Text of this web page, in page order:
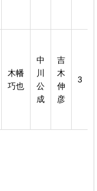
木幡
巧也
中
川
公
成
吉
木
伸
彦
3